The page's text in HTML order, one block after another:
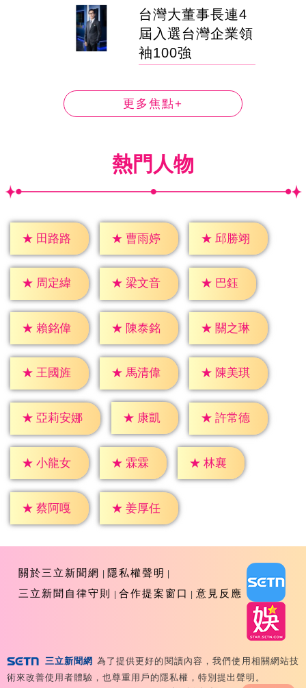
台灣大董事長連4
屆入選台灣企業領
袖100強
更多焦點+
熱門人物
★ 田路路 ★ 曹雨婷 ★ 邱勝翊
★ 周定緯 ★ 梁文音 ★ 巴鈺
★ 賴銘偉 ★ 陳泰銘 ★ 關之琳
★ 王國旌 ★ 馬清偉 ★ 陳美琪
★ 亞莉安娜 ★ 康凱 ★ 許常德
★ 小龍女 ★ 霖霖 ★ 林襄
★ 蔡阿嘎 ★ 姜厚任
關於三立新聞網
隱私權聲明
三立新聞自律守則
合作提案窗口 意見反應
Copyright ©2026 Sanlih E-Television All Rights
Reserved 版權所有 盜用必究 台北市內湖區舊宗路一段159
三立新聞網 為了提供更好的閱讀內容，我們使用相關網站技
術來改善使用者體驗，也尊重用戶的隱私權，特別提出聲明。